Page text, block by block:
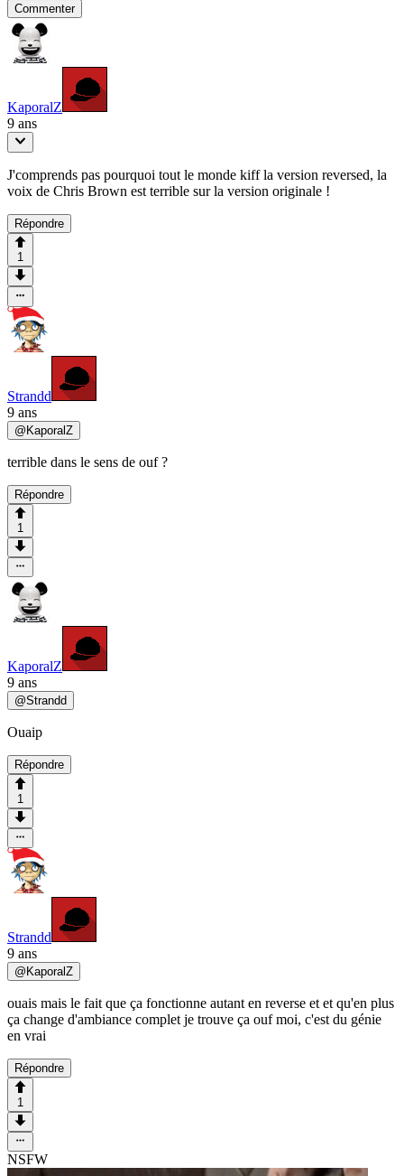
Commenter
KaporalZ
9 ans
J'comprends pas pourquoi tout le monde kiff la version reversed, la
voix de Chris Brown est terrible sur la version originale !
Répondre
1
Strandd
9 ans
@KaporalZ
terrible dans le sens de ouf ?
Répondre
1
KaporalZ
9 ans
@Strandd
Ouaip
Répondre
1
Strandd
9 ans
@ KaporalZ
ouais mais le fait que ça fonctionne autant en reverse et et qu'en plus
ça change d'ambiance complet je trouve ça ouf moi, c'est du génie
en vrai
Répondre
1
NSFW